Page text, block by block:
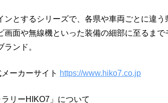
ンとするシリーズで、各県や車両ごとに違う
画面や無線機といった装備の細部に至るま
ランド。
メーカーサイト https://www.hiko7.co.jp
リーHIKO7」について